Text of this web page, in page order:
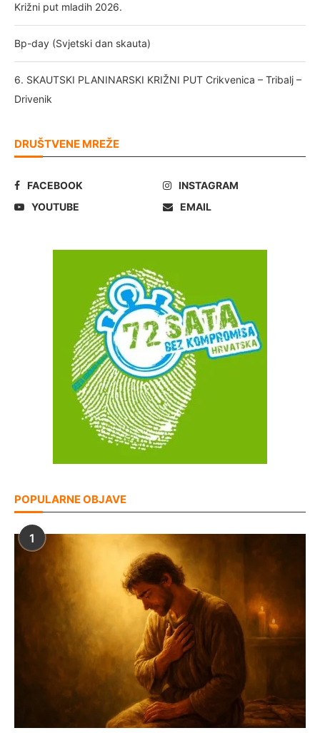
Križni put mladih 2026.
Bp-day (Svjetski dan skauta)
6. SKAUTSKI PLANINARSKI KRIŽNI PUT Crikvenica – Tribalj –
Drivenik
DRUŠTVENE MREŽE
FACEBOOK
INSTAGRAM
YOUTUBE
EMAIL
POPULARNE OBJAVE
1